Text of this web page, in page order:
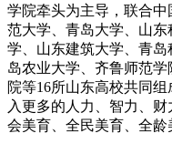
学院牵头为主导，联合
范大学、青岛大学、山
学、山东建筑大学、青
岛农业大学、齐鲁师范
院等16所山东高校共同
入更多的人力、智力、
会美育、全民美育、全龄